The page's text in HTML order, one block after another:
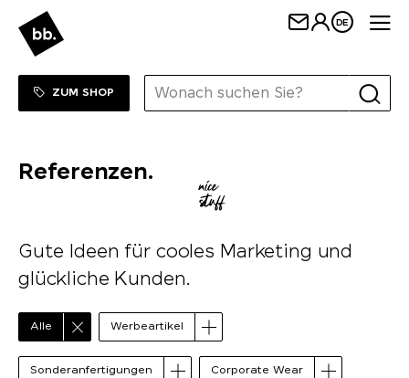
DE
ZUM SHOP
Referenzen.
Gute Ideen für cooles Marketing und
glückliche Kunden.
Alle Werbeartikel
Sonderanfertigungen Corporate Wear